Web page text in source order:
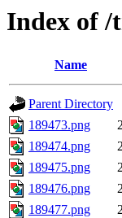
Index of /
Name
Parent Directory
189473.png
189474.png
189475.png
189476.png
189477.png